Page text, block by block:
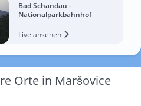
Bad Schandau -
Nationalparkbahnhof
Live ansehen
Orte in Maršovice